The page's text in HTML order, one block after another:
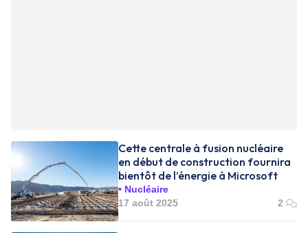
Cette centrale à fusion nucléaire
en début de construction fournira
bientôt de l’énergie à Microsoft
Nucléaire
17 août 2025
2